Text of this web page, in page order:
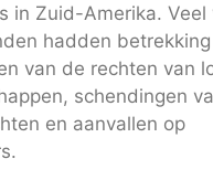
in Zuid-Amerika. Veel
hadden
van de rechten van
schendingen
en aanvallen op